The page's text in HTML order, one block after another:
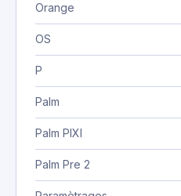
Orange
OS
P
Palm
Palm PIXI
Palm Pre 2